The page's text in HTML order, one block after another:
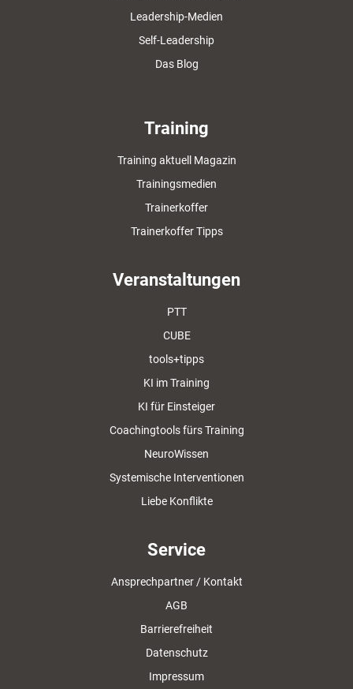
Leadership-Medien
Self-Leadership
Das Blog
Training
Training aktuell Magazin
Trainingsmedien
Trainerkoffer
Trainerkoffer Tipps
Veranstaltungen
PTT
CUBE
tools+tipps
KI im Training
KI für Einsteiger
Coachingtools fürs Training
NeuroWissen
Systemische Interventionen
Liebe Konflikte
Service
Ansprechpartner / Kontakt
AGB
Barrierefreiheit
Datenschutz
Impressum